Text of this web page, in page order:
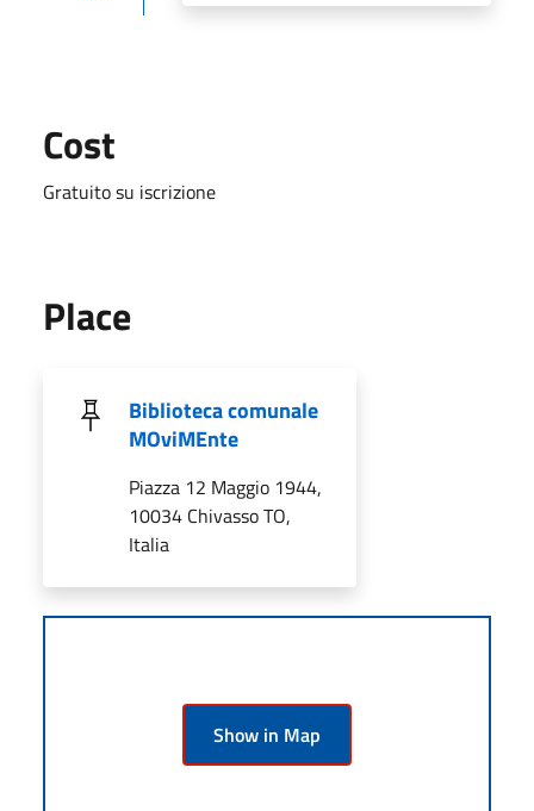
Cost
Gratuito su iscrizione
Place
Biblioteca comunale
MOviMEnte
Piazza 12 Maggio 1944,
10034 Chivasso TO,
Italia
Show in Map